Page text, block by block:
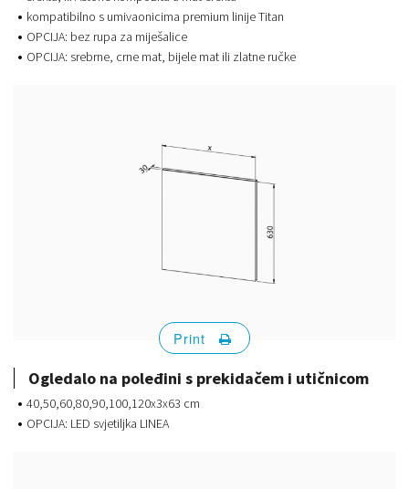
kompatibilno s umivaonicima premium linije Titan
OPCIJA: bez rupa za miješalice
OPCIJA: srebrne, crne mat, bijele mat ili zlatne ručke
Ogledalo na poleđini s prekidačem i utičnicom
40,50,60,80,90,100,120x3x63 cm
OPCIJA: LED svjetiljka LINEA
Print